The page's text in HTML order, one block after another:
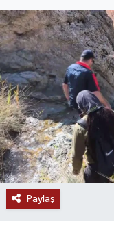
Paylaş
SİYASET
SOSYAL
SPONSORLU
SPOR
TEKNOLOJİ
YAŞAM